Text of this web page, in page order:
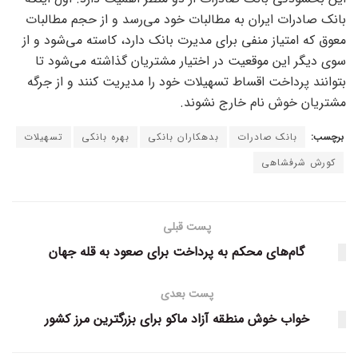
بانک صادرات ایران به مطالبات خود می‌رسد و از حجم مطالبات
معوق که امتیاز منفی برای مدیرت بانک دارد، کاسته می‌شود و از
سوی دیگر این موقعیت در اختیار مشتریان گذاشته می‌شود تا
بتوانند پرداخت اقساط تسهیلات خود را مدیریت کنند و از جرگه
مشتریان خوش نام خارج نشوند.
برچسب: بانک صادرات بدهکاران بانکی بهره بانکی
تسهیلات
کورش شرفشاهی
پست قبلی
گام‌های محکم به پرداخت برای صعود به قله جهان
پست بعدی
خواب خوش منطقه آزاد ماکو برای بزرگترین مرز کشور